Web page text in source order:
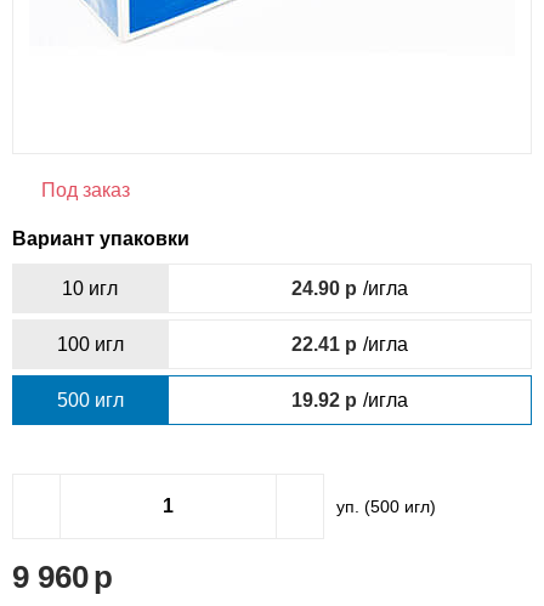
Под заказ
Вариант упаковки
10 игл 24.90 /игла
100 игл 22.41 /игла
500 игл 19.92 /игла
уп. (500игл)
9 960